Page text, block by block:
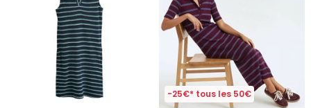
-25€* tous les 50€